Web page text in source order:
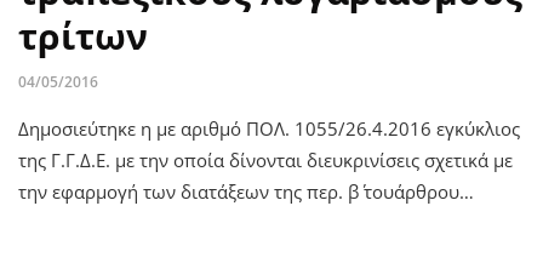
τρίτων
04/05/2016
Δημοσιεύτηκε η με αριθμό ΠΟΛ. 1055/26.4.2016 εγκύκλιος
της Γ.Γ.Δ.Ε. με την οποία δίνονται διευκρινίσεις σχετικά με
την εφαρμογή των διατάξεων της περ. β΄ τουάρθρου…